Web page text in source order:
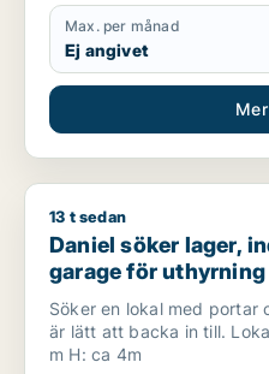
Max. per månad
Ej angivet
Daniel söker lager,
13 t sedan
Daniel söker lager,
garage för
eller Botkyrka m.fl.
Söker en lokal med portar
är lätt att backa in till.
m H: ca 4m